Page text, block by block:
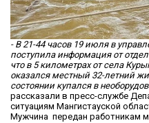
- В 21-44 часов 19 июля в
поступила информация от
что в 5 километрах от села
оказался местный 32-летний
состоянии купался в
рассказали в пресс-службе
ситуациям Мангистауской
Мужчина передан работникам